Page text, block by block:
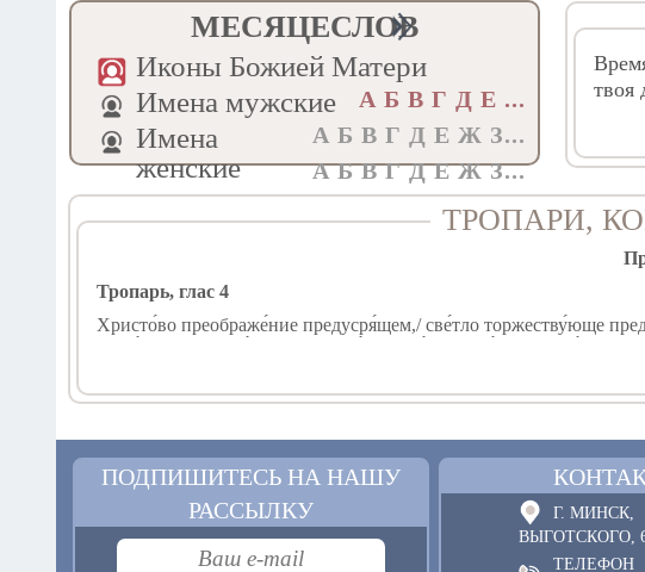
МЕСЯЦЕСЛОВ
Иконы Божией Матери
А Б В Г Д E ...
Имена мужские
А Б В Г Д Е Ж З...
Имена
женские
А Б В Г Д Е Ж З...
твоя
ТРОПАРИ,
Тропарь, глас 4
Христо́во преображе́ние предусря́щем,/ све́тло торжеству́юще
Тропарь, глас 4
В тебе́, о́тче, изве́стно спасе́ся е́же по о́бразу: прии́м бо крест,
безсме́ртней; те́мже и со А́нгелы сра́дуется, преподо́бне Иове, дух
ПОДПИШИТЕСЬ НА НАШУ
РАССЫЛКУ
Г. МИНСК,
ВЫГОТСКОГО,
ТЕЛЕФОН